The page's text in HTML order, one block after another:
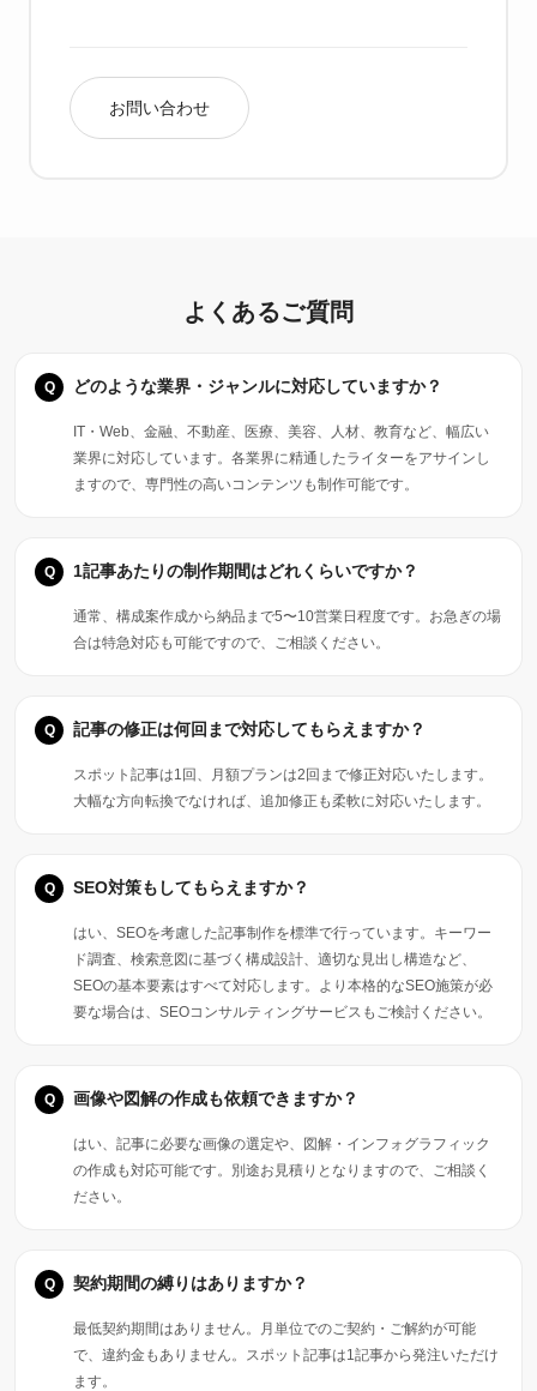
お問い合わせ
よくあるご質問
どのような業界・ジャンルに対応していますか？
IT・Web、金融、不動産、医療、美容、人材、教育など、幅広い
業界に対応しています。各業界に精通したライターをアサインし
ますので、専門性の高いコンテンツも制作可能です。
1記事あたりの制作期間はどれくらいですか？
通常、構成案作成から納品まで5〜10営業日程度です。お急ぎの場
合は特急対応も可能ですので、ご相談ください。
記事の修正は何回まで対応してもらえますか？
スポット記事は1回、月額プランは2回まで修正対応いたします。
大幅な方向転換でなければ、追加修正も柔軟に対応いたします。
SEO対策もしてもらえますか？
はい、SEOを考慮した記事制作を標準で行っています。キーワー
ド調査、検索意図に基づく構成設計、適切な見出し構造など、
SEOの基本要素はすべて対応します。より本格的なSEO施策が必
要な場合は、SEOコンサルティングサービスもご検討ください。
画像や図解の作成も依頼できますか？
はい、記事に必要な画像の選定や、図解・インフォグラフィック
の作成も対応可能です。別途お見積りとなりますので、ご相談く
ださい。
契約期間の縛りはありますか？
最低契約期間はありません。月単位でのご契約・ご解約が可能
で、違約金もありません。スポット記事は1記事から発注いただけ
ます。